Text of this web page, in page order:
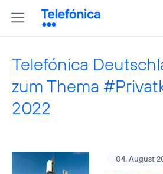
Telefónica
zum Thema
2022
04. August